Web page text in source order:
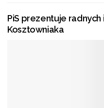
PiS prezentuje
Kosztowniaka